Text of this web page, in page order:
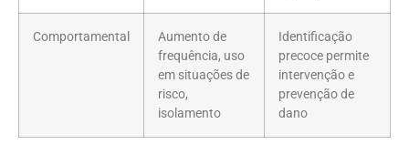
Comportamental
Aumento de
frequência, uso
em situações de
risco,
isolamento
Identificação
precoce permite
intervenção e
prevenção de
dano